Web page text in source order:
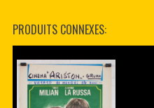
PRODUITS CONNEXES: